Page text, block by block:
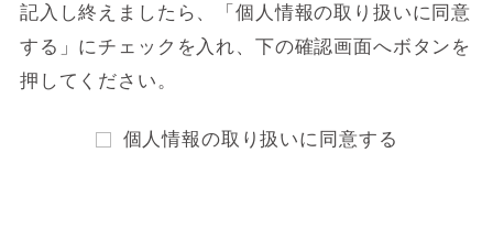
記入し終えましたら、
「個人情報の取り扱いに同意
する」にチェックを入れ、下の確認画面へボタンを
押してください。
個人情報の取り扱いに同意する